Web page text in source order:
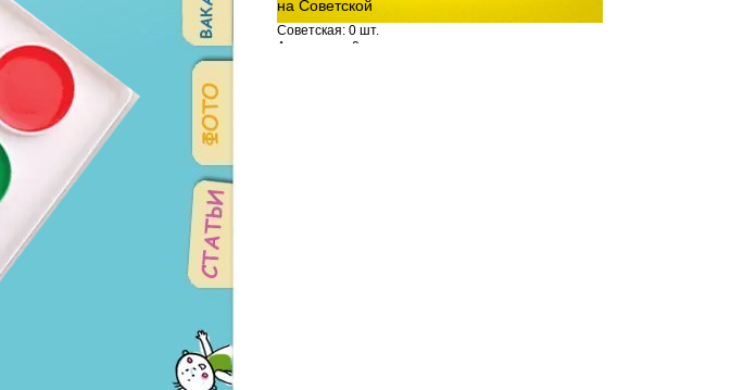
Советская: 0 шт.
Амундсена: 0 шт.
на Советской